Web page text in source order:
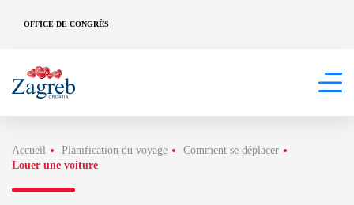
OFFICE DE CONGRÈS
Accueil Planification du voyage
Comment se déplacer
Louer une voiture